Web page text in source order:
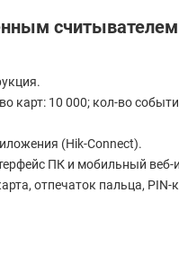
карт: 10 000; кол-во
(Hik-Connect).
ПК и мобильный веб-
отпечаток пальца, PIN-